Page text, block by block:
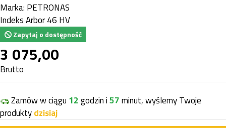
Marka: PETRONAS
IndeksArbor 46 HV
Zapytaj o dostępność
3 075,00
Brutto
Zamów w ciągu 12 godzin i57minut, wyślemy Twoje
produktydzisiaj